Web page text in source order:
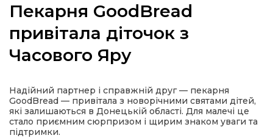
політика
Пекарня GoodBread
привітала діточок з
Часового Яру
Надійний партнер і справжній друг — пекарня
GoodBread — привітала з новорічними святами дітей,
які залишаються в Донецькій області. Для малечі це
стало приємним сюрпризом і щирим знаком уваги та
підтримки.